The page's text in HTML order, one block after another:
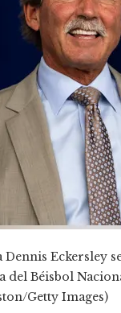
Eckersley
del Béisbol
Getty Images)